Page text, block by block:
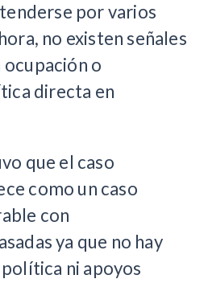
por varios
no existen señales
o
directa en
que el caso
como un caso
con
ya que no hay
ni apoyos